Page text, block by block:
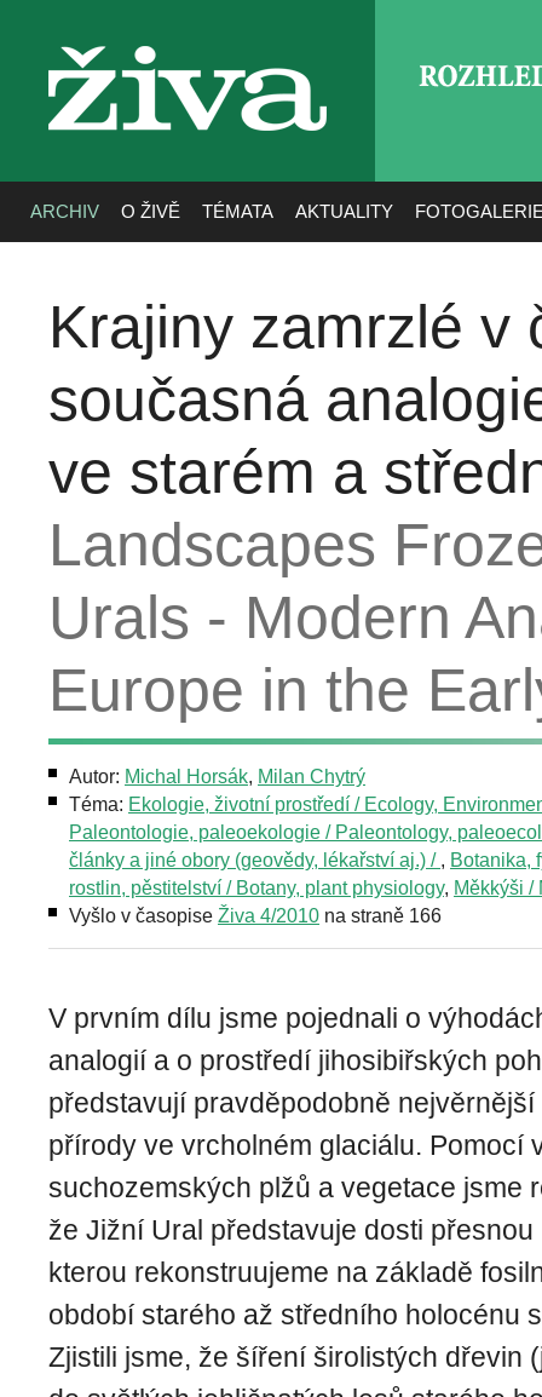
živa
ARCHIV O ŽIVĚ TÉMATA AKTUALITY
Krajiny zamrzlé v
současná
ve starém a
Landscapes
Urals - Modern
Europe in the
Autor: Michal Horsák, Milan Chytrý
Téma: Ekologie, životní prostředí / Ecology,
Paleontologie, paleoekologie / Paleontology,
články a jiné obory (geovědy, lékařství aj.) / , Botanika,
rostlin, pěstitelství / Botany, plant physiology, Měkkýši /
Vyšlo v časopise Živa 4/2010 na straně 166
V prvním dílu jsme pojednali o
analogií a o prostředí jihosibiřských
představují pravděpodobně
přírody ve vrcholném glaciálu. Pomocí
suchozemských plžů a vegetace jsme
že Jižní Ural představuje dosti
kterou rekonstruujeme na základě
období starého až středního holocénu
Zjistili jsme, že šíření širolistých dřevin